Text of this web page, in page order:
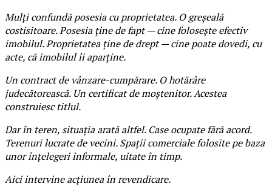
Mulți confundă posesia cu proprietatea. O greșeală
costisitoare. Posesia ține de fapt — cine folosește efectiv
imobilul. Proprietatea ține de drept — cine poate dovedi, cu
acte, că imobilul îi aparține.
Un contract de vânzare-cumpărare. O hotărâre
judecătorească. Un certificat de moștenitor. Acestea
construiesc titlul.
Dar în teren, situația arată altfel. Case ocupate fără acord.
Terenuri lucrate de vecini. Spații comerciale folosite pe baza
unor înțelegeri informale, uitate în timp.
Aici intervine acțiunea în revendicare.